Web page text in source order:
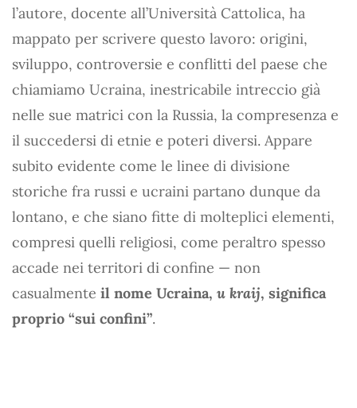
l’autore, docente all’Università Cattolica, ha
mappato per scrivere questo lavoro: origini,
sviluppo, controversie e conflitti del paese che
chiamiamo Ucraina, inestricabile intreccio già
nelle sue matrici con la Russia, la compresenza e
il succedersi di etnie e poteri diversi. Appare
subito evidente come le linee di divisione
storiche fra russi e ucraini partano dunque da
lontano, e che siano fitte di molteplici elementi,
compresi quelli religiosi, come peraltro spesso
accade nei territori di confine — non
casualmente il nome Ucraina, u kraij, significa
proprio “sui confini”.